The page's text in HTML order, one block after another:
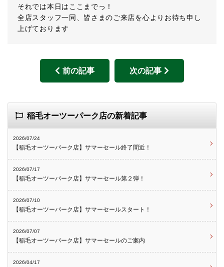
それでは本日はここまでっ！
全店スタッフ一同、皆さまのご来店を心よりお待ち申し
上げております
前の記事 次の記事
稲毛オーツーパーク店の新着記事
2026/07/24
【稲毛オーツーパーク店】サマーセール終了間近！
2026/07/17
【稲毛オーツーパーク店】サマーセール第２弾！
2026/07/10
【稲毛オーツーパーク店】サマーセールスタート！
2026/07/07
【稲毛オーツーパーク店】サマーセールのご案内
2026/04/17